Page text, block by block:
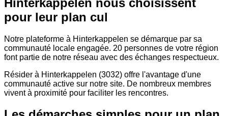
pour leur plan cul
Notre plateforme à Hinterkappelen se démarque par sa
communauté locale engagée. 20 personnes de votre région
font partie de notre réseau avec des échanges respectueux.
Résider à Hinterkappelen (3032) offre l'avantage d'une
communauté active sur notre site. De nombreux membres
vivent à proximité pour faciliter les rencontres.